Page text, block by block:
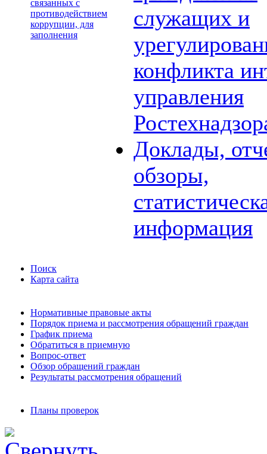
связанных с
противодействием
коррупции, для
заполнения
служащих и
конфликта
управления
Доклады,
обзоры,
информация
Поиск
Карта сайта
Нормативные правовые акты
Порядок приема и рассмотрения обращений граждан
График приема
Обратиться в приемную
Вопрос-ответ
Обзор обращений граждан
Результаты рассмотрения обращений
Планы проверок